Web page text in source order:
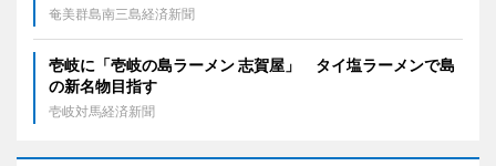
奄美群島南三島経済新聞
壱岐に「壱岐の島ラーメン 志賀屋」 タイ塩ラーメンで島
の新名物目指す
壱岐対馬経済新聞